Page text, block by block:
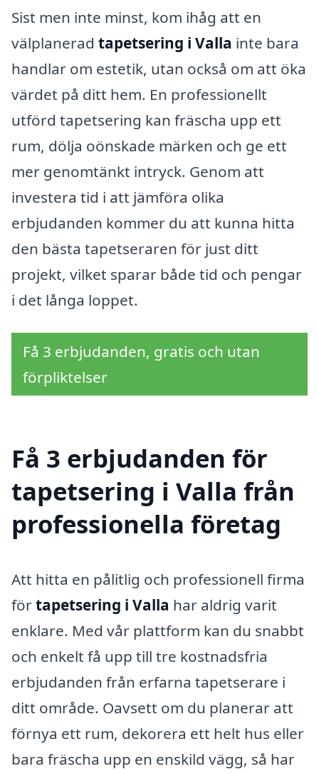
Sist men inte minst, kom ihåg att en
välplanerad tapetsering i Valla inte bara
handlar om estetik, utan också om att öka
värdet på ditt hem. En professionellt
utförd tapetsering kan fräscha upp ett
rum, dölja oönskade märken och ge ett
mer genomtänkt intryck. Genom att
investera tid i att jämföra olika
erbjudanden kommer du att kunna hitta
den bästa tapetseraren för just ditt
projekt, vilket sparar både tid och pengar
i det långa loppet.
Få 3 erbjudanden, gratis och utan
förpliktelser
Få 3 erbjudanden för
tapetsering i Valla från
professionella företag
Att hitta en pålitlig och professionell firma
förtapetsering i Valla har aldrig varit
enklare. Med vår plattform kan du snabbt
och enkelt få upp till tre kostnadsfria
erbjudanden från erfarna tapetserare i
ditt område. Oavsett om du planerar att
förnya ett rum, dekorera ett helt hus eller
bara fräscha upp en enskild vägg, så har